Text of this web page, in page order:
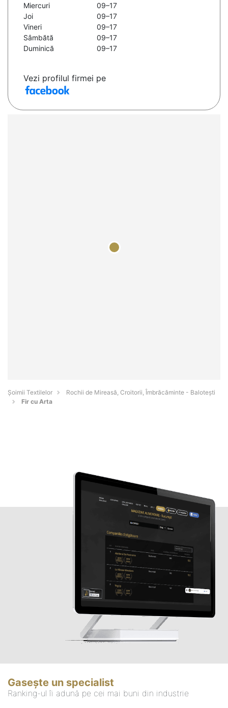
Miercuri
09–17
Joi
09–17
Vineri
09–17
Sâmbătă
09–17
Duminică
09–17
Vezi profilul firmei pe
Șoimii Textilelor
Rochii de Mireasă, Croitorii, Îmbrăcăminte - Baloteşti
Fir cu Arta
Gasește un specialist
Ranking-ul îi adună pe cei mai buni din industrie